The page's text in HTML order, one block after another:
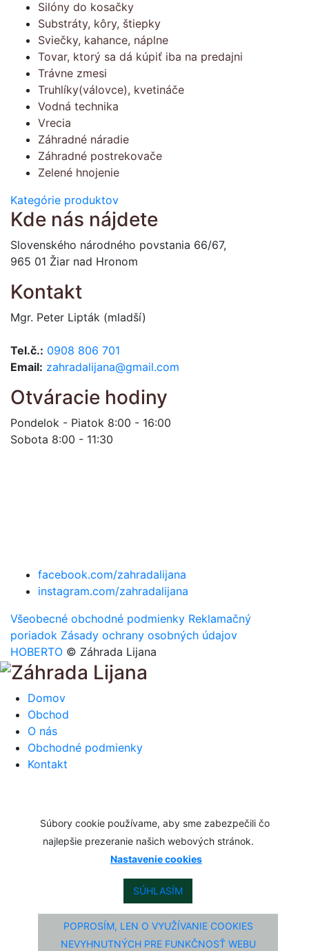
Silóny do kosačky
Substráty, kôry, štiepky
Sviečky, kahance, náplne
Tovar, ktorý sa dá kúpiť iba na predajni
Trávne zmesi
Truhlíky(válovce), kvetináče
Vodná technika
Vrecia
Záhradné náradie
Záhradné postrekovače
Zelené hnojenie
Kategórie produktov
Kde nás nájdete
Slovenského národného povstania 66/67,
965 01 Žiar nad Hronom
Kontakt
Mgr. Peter Lipták (mladší)
Tel.č.: 0908 806 701
Email: zahradalijana@gmail.com
Otváracie hodiny
Pondelok - Piatok 8:00 - 16:00
Sobota 8:00 - 11:30
facebook.com/zahradalijana
instagram.com/zahradalijana
Všeobecné obchodné podmienky Reklamačný
poriadok Zásady ochrany osobných údajov
HOBERTO © Záhrada Lijana
Domov
Obchod
O nás
Obchodné podmienky
Kontakt
Súbory cookie používame, aby sme zabezpečili čo
najlepšie prezeranie našich webových stránok.
Nastavenie cookies
SÚHLASÍM
POPROSÍM, LEN O VYUŽÍVANIE COOKIES
NEVYHNUTNÝCH PRE FUNKČNOSŤ WEBU